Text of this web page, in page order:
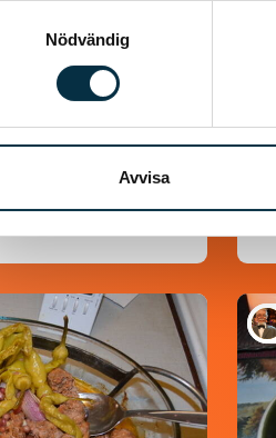
Nödvändig
Avvisa
ta lite i taget.